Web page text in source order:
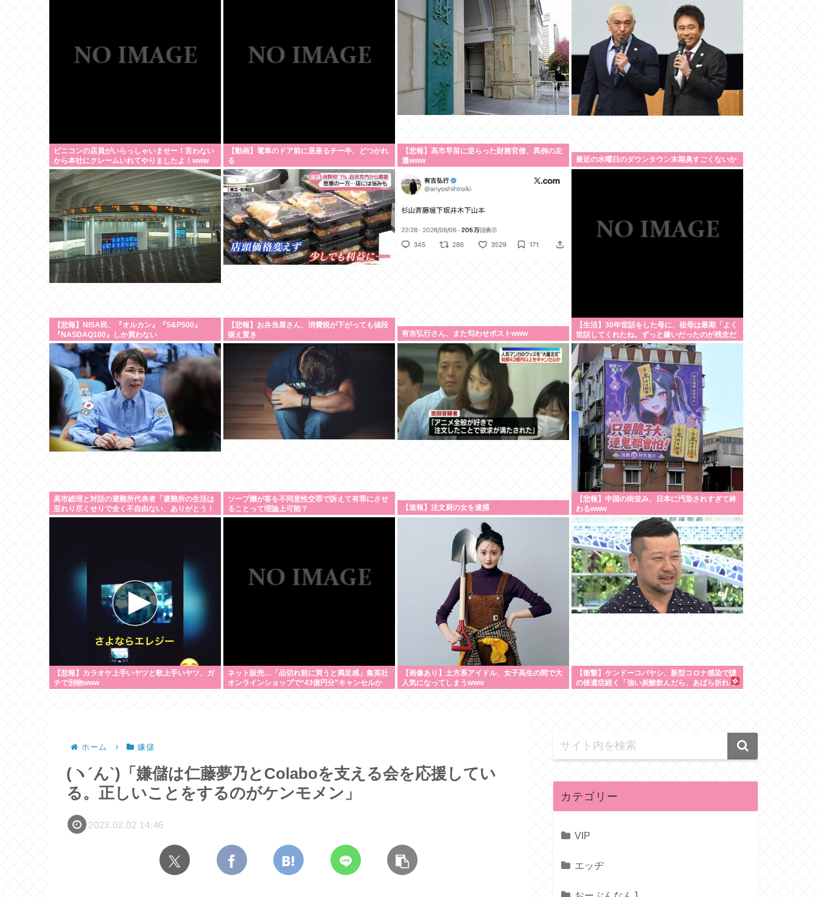
ビニコンの店員がいらっしゃいませー！言わない
から本社にクレームいれてやりましたよ！www
【動画】電車のドア前に居座るチー牛、どつかれ
る
【悲報】高市早苗に逆らった財務官僚、異例の左
遷www
最近の水曜日のダウンタウン末期臭すごくないか
【悲報】NISA民、『オルカン』『S&P500』
『NASDAQ100』しか買わない
【悲報】お弁当屋さん、消費税が下がっても値段
据え置き
有吉弘行さん、また匂わせポストwww
【生活】30年世話をした母に、祖母は最期「よく
世話してくれたね。ずっと嫌いだったのが残念だ
よ」と言って死んだ
高市総理と対話の避難所代表者「避難所の生活は
至れり尽くせりで全く不自由ない、ありがとう！
日本人でよかった！」
ソープ嬢が客を不同意性交罪で訴えて有罪にさせ
ることって理論上可能？
【速報】注文厨の女を逮捕
【悲報】中国の街並み、日本に汚染されすぎて終
わるwww
【悲報】カラオケ上手いヤツと歌上手いヤツ、ガ
チで別物www
ネット販売…「品切れ前に買うと満足感」集英社
オンラインショップで“43億円分”キャンセルか
【画像あり】土方系アイドル、女子高生の間で大
人気になってしまうwww
【衝撃】ケンドーコバヤシ、新型コロナ感染で謎
の後遺症続く「強い炭酸飲んだら、あばら折れそ
ホーム 嫌儲
(ヽ´ん`)「嫌儲は仁藤夢乃とColaboを支える会を応援してい
る。正しいことをするのがケンモメン」
2023.02.02 14:46
カテゴリー
VIP
エッヂ